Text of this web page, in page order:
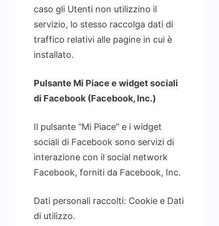
caso gli Utenti non utilizzino il
servizio, lo stesso raccolga dati di
traffico relativi alle pagine in cui è
installato.
Pulsante Mi Piace e widget sociali
di Facebook (Facebook, Inc.)
Il pulsante “Mi Piace” e i widget
sociali di Facebook sono servizi di
interazione con il social network
Facebook, forniti da Facebook, Inc.
Dati personali raccolti: Cookie e Dati
di utilizzo.